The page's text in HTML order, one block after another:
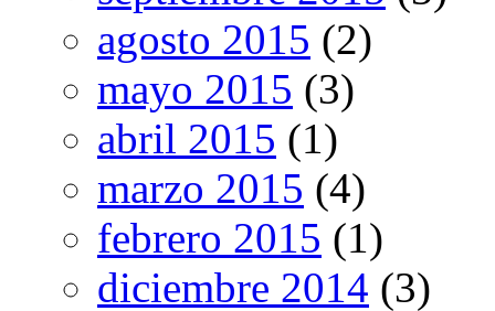
agosto 2015 (2)
mayo 2015 (3)
abril 2015 (1)
marzo 2015 (4)
febrero 2015 (1)
diciembre 2014 (3)